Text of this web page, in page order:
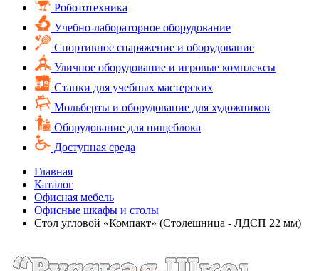
Робототехника
Учебно-лабораторное оборудование
Спортивное снаряжение и оборудование
Уличное оборудование и игровые комплексы
Cтанки для учебных мастерских
Мольберты и оборудование для художников
Оборудование для пищеблока
Доступная среда
Главная
Каталог
Офисная мебель
Офисные шкафы и столы
Стол угловой «Компакт» (Столешница - ЛДСП 22 мм)